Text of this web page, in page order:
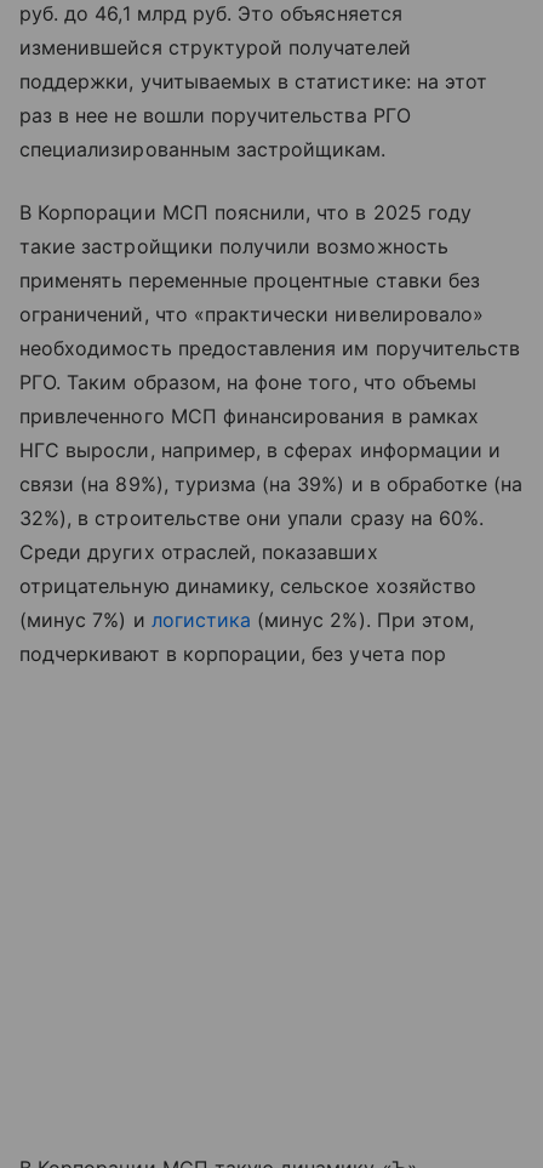
руб. до 46,1 млрд руб. Это объясняется
изменившейся структурой получателей
поддержки, учитываемых в статистике: на этот
раз в нее не вошли поручительства РГО
специализированным застройщикам.
В Корпорации МСП пояснили, что в 2025 году
такие застройщики получили возможность
применять переменные процентные ставки без
ограничений, что «практически нивелировало»
необходимость предоставления им поручительств
РГО. Таким образом, на фоне того, что объемы
привлеченного МСП финансирования в рамках
НГС выросли, например, в сферах информации и
связи (на 89%), туризма (на 39%) и в обработке (на
32%), в строительстве они упали сразу на 60%.
Среди других отраслей, показавших
отрицательную динамику, сельское хозяйство
(минус 7%) и логистика (минус 2%). При этом,
подчеркивают в корпорации, без учета пор